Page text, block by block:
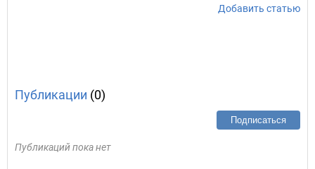
Добавить статью
Публикации (0)
Подписаться
Публикаций пока нет